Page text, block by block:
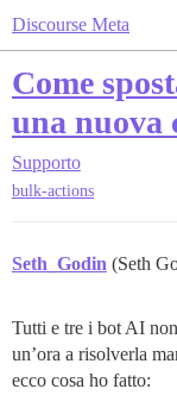
Discourse Meta
Come
una nuova
Supporto
bulk-actions
Seth_Godin (Seth
Tutti e tre i bot AI
un’ora a risolverla
ecco cosa ho fatto: